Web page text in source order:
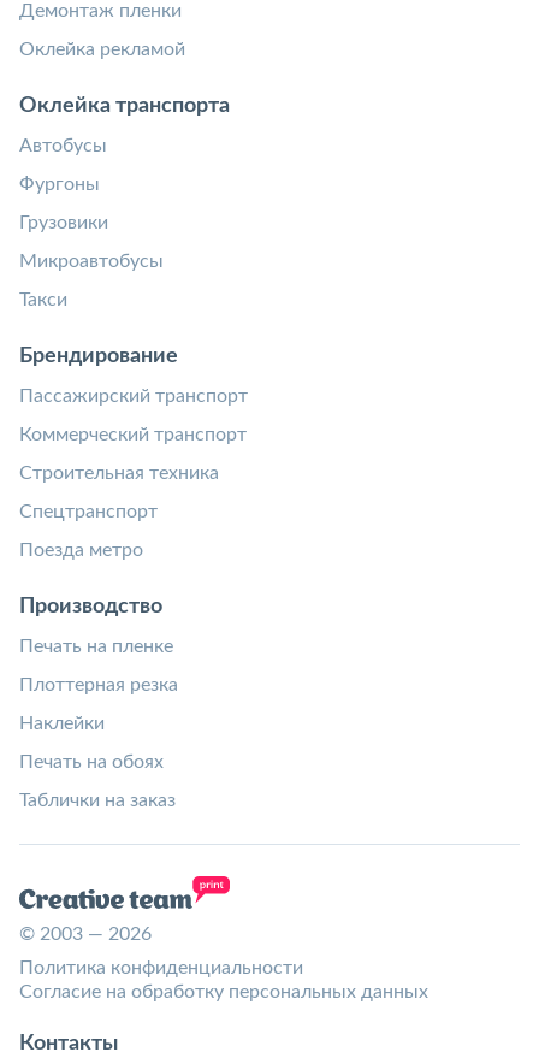
Демонтаж пленки
Оклейка рекламой
Оклейка транспорта
Автобусы
Фургоны
Грузовики
Микроавтобусы
Такси
Брендирование
Пассажирский транспорт
Коммерческий транспорт
Строительная техника
Спецтранспорт
Поезда метро
Производство
Печать на пленке
Плоттерная резка
Наклейки
Печать на обоях
Таблички на заказ
© 2003 — 2026
Политика конфиденциальности
Согласие на обработку персональных данных
Контакты